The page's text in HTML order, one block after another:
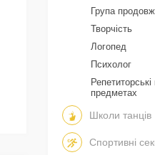
Група
Творчість
Логопед
Психолог
предметах
Школи танців
Спортивні